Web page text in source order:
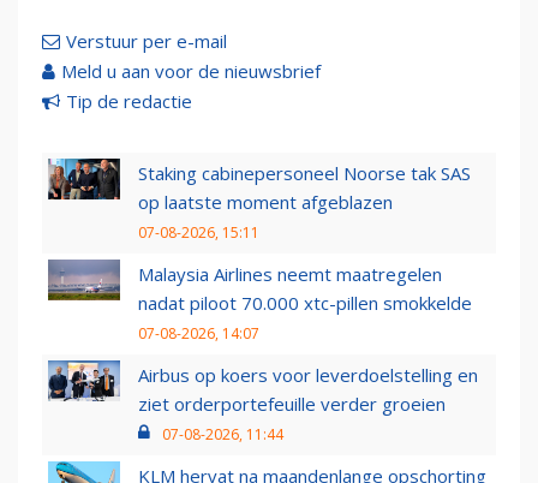
Verstuur per e-mail
Meld u aan voor de nieuwsbrief
Tip de redactie
Staking cabinepersoneel Noorse tak SAS
op laatste moment afgeblazen
07-08-2026, 15:11
Malaysia Airlines neemt maatregelen
nadat piloot 70.000 xtc-pillen smokkelde
07-08-2026, 14:07
Airbus op koers voor leverdoelstelling en
ziet orderportefeuille verder groeien
07-08-2026, 11:44
KLM hervat na maandenlange opschorting